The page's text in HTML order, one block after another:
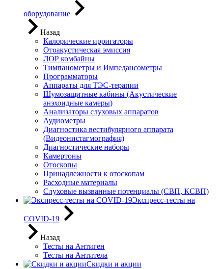
оборудование
Назад
Калорические ирригаторы
Отоакустическая эмиссия
ЛОР комбайны
Тимпанометры и Импедансометры
Программаторы
Аппараты для ТЭС-терапии
Шумозащитные кабины (Акустические
анэхоидные камеры)
Анализаторы слуховых аппаратов
Аудиометры
Диагностика вестибулярного аппарата
(Видеонистагмография)
Диагностические наборы
Камертоны
Отоскопы
Принадлежности к отоскопам
Расходные материалы
Слуховые вызванные потенциалы (СВП, КСВП)
Экспресс-тесты на
COVID-19
Назад
Тесты на Антиген
Тесты на Антитела
Скидки и акции